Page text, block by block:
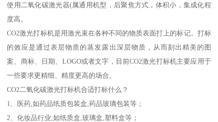
使用二氧化碳激光器(属通用机型，后聚焦方式，体积小，集成化程
度高。
CO2激光打标机是用激光束在各种不同的物质表面打上的标记。打标
的效应是通过表层物质的蒸发露出深层物质，从而刻出精美的图
案、商标、日期、LOGO或者文字，目前CO2激光打标机主要应用于
一些要求更精细、精度更高的场合。
CO2二氧化碳激光打标机合适打标什么？
1、医药,如药品纸质包装盒,药品玻璃包装等；
2、化妆品行业,如纸质盒,玻璃盒,塑料盒等；